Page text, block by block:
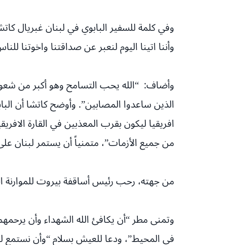
وفي كلمة للسفير البابوي في لبنان غبريال
وأننا اتينا اليوم لنعبر عن صداقتنا واخوتنا
وأضاف: “الله يحب التسامح وهو أكبر من
الذين ساعدوا المصابين”. وأوضح كاتشا أن
افريقيا ليكون بقرب المعذبين في القارة
من جميع الأزمات”، متمنياً أن يستمر لبنان
من جهته، رحب رئيس أساقفة بيروت للموارنة
وتمنى مطر “أن يكافئ الله الشهداء وأن
في المحيط”، ودعا للعيش بسلام “وأن نستمع